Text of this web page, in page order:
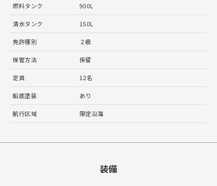
燃料タンク 900L
清水タンク 150L
免許種別 ２級
保管方法 係留
定員 12名
船底塗装 あり
航行区域 限定沿海
装備